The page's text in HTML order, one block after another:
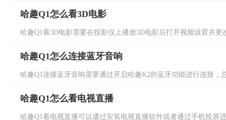
哈趣Q1怎么看3D电影
哈趣Q1看3D电影需要在投影仪上播放3D电影后打开视频设置并
哈趣Q1怎么连接蓝牙音响
哈趣Q1连接蓝牙音响需要通过开启哈趣K2的蓝牙功能进行连接，
哈趣Q1怎么看电视直播
哈趣Q1看电视直播可以通过安装电视直播软件或者通过手机投屏